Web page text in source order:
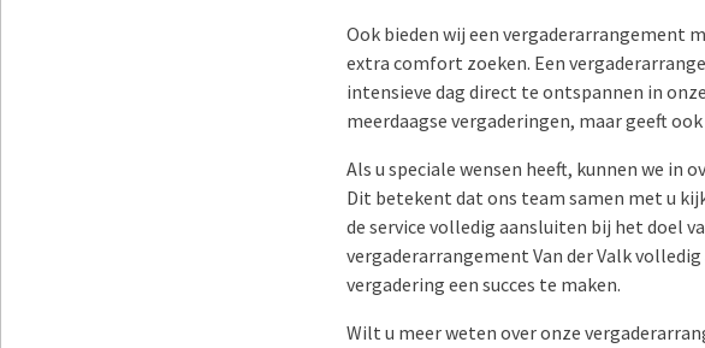
Ook bieden wij een vergaderarrangement
extra comfort zoeken. Een
intensieve dag direct te ontspannen in
meerdaagse vergaderingen, maar geeft
Als u speciale wensen heeft, kunnen we in
Dit betekent dat ons team samen met u
de service volledig aansluiten bij het doel
vergaderarrangement Van der Valk
vergadering een succes te maken.
Wilt u meer weten over onze